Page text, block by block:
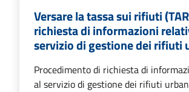
Versare la tassa sui rifiuti
richiesta di informazioni
servizio di gestione dei rifiuti
Procedimento di richiesta di
al servizio di gestione dei rifiuti